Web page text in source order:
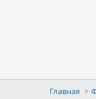
Главная